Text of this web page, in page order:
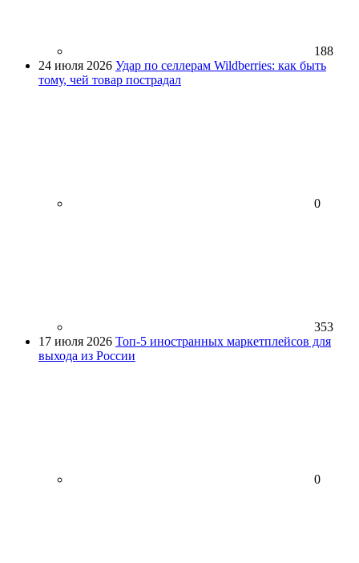
188
24 июля 2026 Удар по селлерам Wildberries: как быть
тому, чей товар пострадал
0
353
17 июля 2026 Топ-5 иностранных маркетплейсов для
выхода из России
0